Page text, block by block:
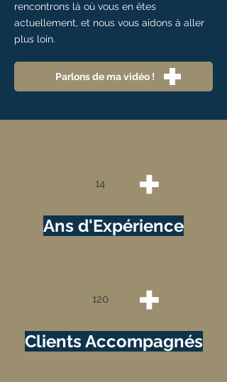
rencontrons là où vous en êtes
actuellement, et nous vous aidons à aller
plus loin.
Parlons de ma vidéo !
Ans d'Expérience
+
14
+
120
Clients Accompagnés